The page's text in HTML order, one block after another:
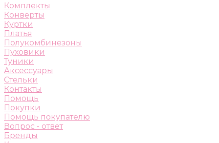
Комплекты
Конверты
Куртки
Платья
Полукомбинезоны
Пуховики
Туники
Аксессуары
Стельки
Контакты
Помощь
Покупки
Помощь покупателю
Вопрос - ответ
Бренды